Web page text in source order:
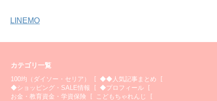
LINEMO
カテゴリ一覧
100均（ダイソー・セリア）
◆◆人気記事まとめ
◆ショッピング・SALE情報
◆プロフィール
お金・教育資金・学資保険
こどもちゃれんじ